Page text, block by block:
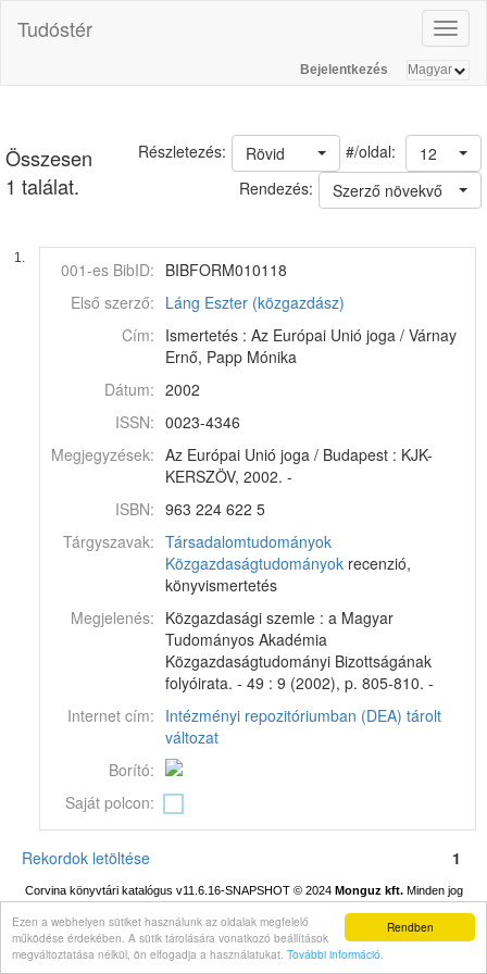
Rendben
Ezen a webhelyen sütiket használunk az oldalak megfelelő
működése érdekében. A sütik tárolására vonatkozó beállítások
megváltoztatása nélkül, ön elfogadja a használatukat. További információ.
Tudóstér
Bejelentkezés
Összesen
1 találat.
#/oldal: 12
Rövid
Részletezés:
Rendezés:
Szerző növekvő
1.
001-es BibID: BIBFORM010118
Első szerző: Láng Eszter (közgazdász)
Cím: Ismertetés : Az Európai Unió joga / Várnay
Ernő, Papp Mónika
Dátum: 2002
ISSN: 0023-4346
Megjegyzések: Az Európai Unió joga / Budapest : KJK-
KERSZÖV, 2002. -
ISBN: 963 224 622 5
Tárgyszavak: Társadalomtudományok
Közgazdaságtudományok recenzió,
könyvismertetés
Megjelenés: Közgazdasági szemle : a Magyar
Tudományos Akadémia
Közgazdaságtudományi Bizottságának
folyóirata. - 49 : 9 (2002), p. 805-810. -
Internet cím: Intézményi repozitóriumban (DEA) tárolt
változat
Borító:
Saját polcon:
Rekordok letöltése 1
Corvina könyvtári katalógus v11.6.16-SNAPSHOT© 2024 Monguz kft.Minden jog
fenntartva.